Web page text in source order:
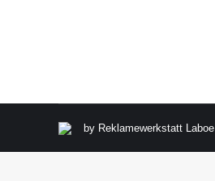
by Reklamewerkstatt Laboe